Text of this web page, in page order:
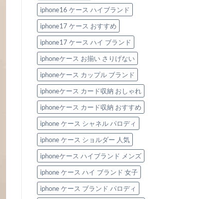
iphone16 ケース ハイブランド
iphone17 ケース おすすめ
iphone17 ケース ハイ ブランド
iphoneケース お揃い さりげない
iphoneケース カップル ブランド
iphoneケース カード収納 おしゃれ
iphoneケース カード収納 おすすめ
iphone ケース シャネル パロディ
iphone ケース ショルダー 人気
iphoneケース ハイブランド メンズ
iphone ケース ハイ ブランド 女子
iphone ケース ブランド パロディ